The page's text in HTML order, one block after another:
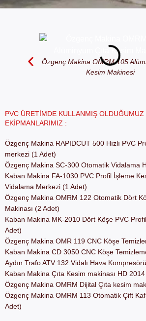
Özgenç Makina OMRM 105
Kesim Makinesi
PVC ÜRETIMDE KULLANMIŞ OLDUĞUMUZ
EKIPMANLARIMIZ :
Özgenç Makina RAPIDCUT 500 Hızlı PVC
merkezi (1 Adet)
Özgenç Makina SC-300 Otomatik Vidalama
Kaban Makina FA-1030 PVC Profil İşleme
Vidalama Merkezi (1 Adet)
Özgenç Makina OMRM 122 Otomatik Dört
Makinası (2 Adet)
Kaban Makina MK-2010 Dört Köşe PVC
Adet)
Özgenç Makina OMR 119 CNC Köşe
Kaban Makina CD 3050 CNC Köşe
Aydın Trafo ATV 132 Vidalı Hava
Kaban Makina Çıta Kesim makinası HD
Özgenç Makina OMRM Dijital Çıta kesim
Özgenç Makina OMRM 113 Otomatik Çift
Adet)